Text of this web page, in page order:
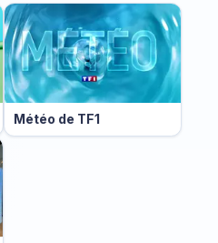
Météo de TF1